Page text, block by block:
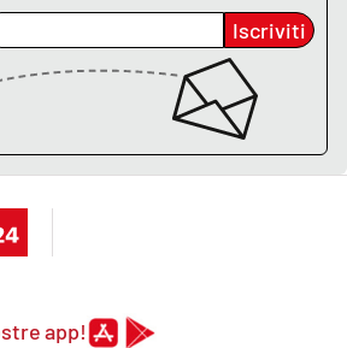
Iscriviti
app!